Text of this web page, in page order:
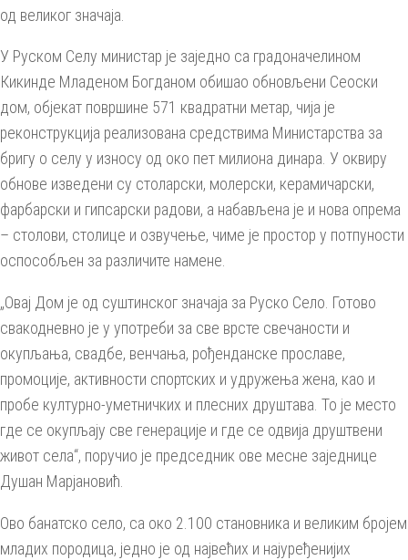
од великог значаја.
У Руском Селу министар је заједно са градоначелином
Кикинде Младеном Богданом обишао обновљени Сеоски
дом, објекат површине 571 квадратни метар, чија је
реконструкција реализована средствима Министарства за
бригу о селу у износу од око пет милиона динара. У оквиру
обнове изведени су столарски, молерски, керамичарски,
фарбарски и гипсарски радови, а набављена је и нова опрема
– столови, столице и озвучење, чиме је простор у потпуности
оспособљен за различите намене.
„Овај Дом је од суштинског значаја за Руско Село. Готово
свакодневно је у употреби за све врсте свечаности и
окупљања, свадбе, венчања, рођенданске прославе,
промоције, активности спортских и удружења жена, као и
пробе културно-уметничких и плесних друштава. То је место
где се окупљају све генерације и где се одвија друштвени
живот села“, поручио је председник ове месне заједнице
Душан Марјановић.
Ово банатско село, са око 2.100 становника и великим бројем
младих породица, једно је од највећих и најуређенијих